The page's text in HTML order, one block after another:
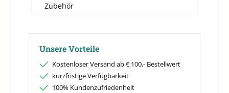
Zubehör
Unsere Vorteile
Kostenloser Versand ab € 100,- Bestellwert
kurzfristige Verfügbarkeit
100% Kundenzufriedenheit